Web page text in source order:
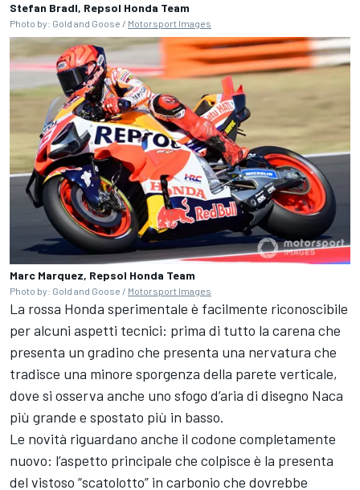
Stefan Bradl, Repsol Honda Team
Photo by: Gold and Goose / Motorsport Images
Marc Marquez, Repsol Honda Team
Photo by: Gold and Goose / Motorsport Images
La rossa Honda sperimentale è facilmente riconoscibile
per alcuni aspetti tecnici: prima di tutto la carena che
presenta un gradino che presenta una nervatura che
tradisce una minore sporgenza della parete verticale,
dove si osserva anche uno sfogo d’aria di disegno Naca
più grande e spostato più in basso.
Le novità riguardano anche il codone completamente
nuovo: l’aspetto principale che colpisce è la presenta
del vistoso “scatolotto” in carbonio che dovrebbe